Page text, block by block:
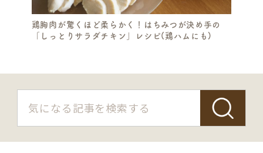
鶏胸肉が驚くほど柔らかく！はちみつが決め手の
「しっとりサラダチキン」レシピ(鶏ハムにも)